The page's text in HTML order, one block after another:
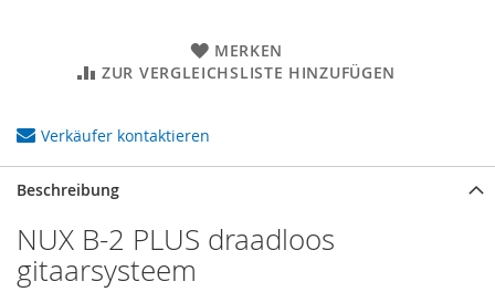
MERKEN
ZUR VERGLEICHSLISTE HINZUFÜGEN
Verkäufer kontaktieren
Beschreibung
NUX B-2 PLUS draadloos
gitaarsysteem